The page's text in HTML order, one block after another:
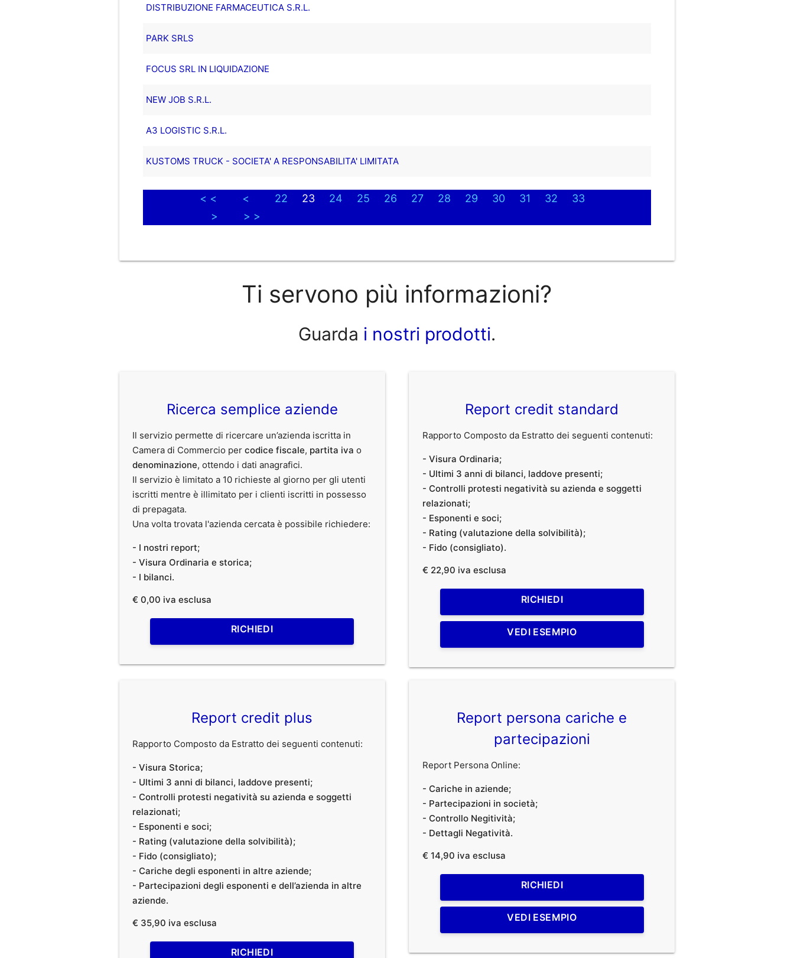
DISTRIBUZIONE FARMACEUTICA S.R.L.
PARK SRLS
FOCUS SRL IN LIQUIDAZIONE
NEW JOB S.R.L.
A3 LOGISTIC S.R.L.
KUSTOMS TRUCK - SOCIETA' A RESPONSABILITA' LIMITATA
< < < 22 23 24 25 26 27 28 29 30 31 32
33
>
> >
Ti servono più informazioni?
Guarda i nostri prodotti.
Ricerca semplice aziende
Il servizio permette di ricercare un’azienda iscritta in
Camera di Commercio percodice fiscale, partita iva o
denominazione, ottendo i dati anagrafici.
Il servizio è limitato a 10 richieste al giorno per gli utenti
iscritti mentre è illimitato per i clienti iscritti in possesso
di prepagata.
Una volta trovata l'azienda cercata è possibile richiedere:
- I nostri report;
- Visura Ordinaria e storica;
- I bilanci.
€ 0,00 iva esclusa
RICHIEDI
Report credit standard
Rapporto Composto da Estratto dei seguenti contenuti:
- Visura Ordinaria;
- Ultimi 3 anni di bilanci, laddove presenti;
- Controlli protesti negatività su azienda e soggetti
relazionati;
- Esponenti e soci;
- Rating (valutazione della solvibilità);
- Fido (consigliato).
€ 22,90 iva esclusa
RICHIEDI
VEDI ESEMPIO
Report credit plus
Rapporto Composto da Estratto dei seguenti contenuti:
- Visura Storica;
- Ultimi 3 anni di bilanci, laddove presenti;
- Controlli protesti negatività su azienda e soggetti
relazionati;
- Esponenti e soci;
- Rating (valutazione della solvibilità);
- Fido (consigliato);
- Cariche degli esponenti in altre aziende;
- Partecipazioni degli esponenti e dell’azienda in altre
aziende.
€ 35,90 iva esclusa
RICHIEDI
Report persona cariche e
partecipazioni
Report Persona Online:
- Cariche in aziende;
- Partecipazioni in società;
- Controllo Negitività;
- Dettagli Negatività.
€ 14,90 iva esclusa
RICHIEDI
VEDI ESEMPIO